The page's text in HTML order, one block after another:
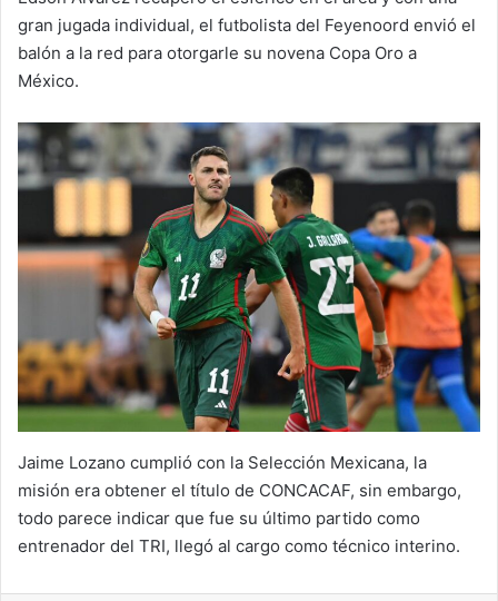
gran jugada individual, el futbolista del Feyenoord envió el
balón a la red para otorgarle su novena Copa Oro a
México.
Jaime Lozano cumplió con la Selección Mexicana, la
misión era obtener el título de CONCACAF, sin embargo,
todo parece indicar que fue su último partido como
entrenador del TRI, llegó al cargo como técnico interino.